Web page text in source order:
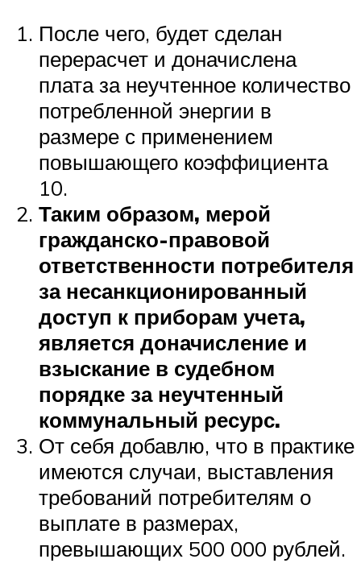
После чего, будет сделан
перерасчет и доначислена
плата за неучтенное количество
потребленной энергии в
размере с применением
повышающего коэффициента
10.
Таким образом, мерой
гражданско-правовой
ответственности потребителя
за несанкционированный
доступ к приборам учета,
является доначисление и
взыскание в судебном
порядке за неучтенный
коммунальный ресурс.
От себя добавлю, что в практике
имеются случаи, выставления
требований потребителям о
выплате в размерах,
превышающих 500 000 рублей.